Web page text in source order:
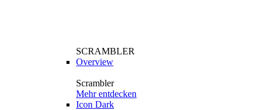
SCRAMBLER
Overview
Scrambler
Mehr entdecken
Icon Dark